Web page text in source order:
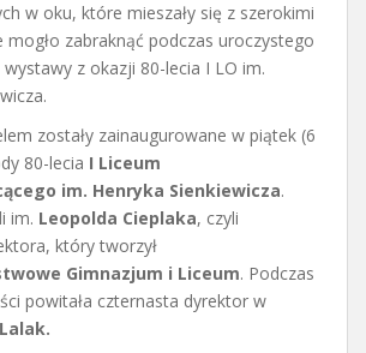
w oku, które mieszały się z szerokimi
mogło zabraknąć podczas uroczystego
z okazji 80-lecia I LO im.
zostały zainaugurowane w piątek (6
80-lecia I Liceum
im. Henryka Sienkiewicza.
im. Leopolda Cieplaka, czyli
który tworzył
Gimnazjum i Liceum. Podczas
powitała czternasta dyrektor w